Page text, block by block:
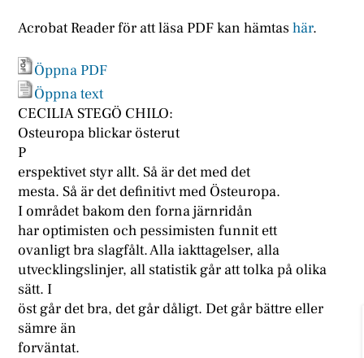
Acrobat Reader för att läsa PDF kan hämtashär.
Öppna PDF
Öppna text
CECILIA STEGÖ CHILO:
Osteuropa blickar österut
P
erspektivet styr allt. Så är det med det
mesta. Så är det definitivt med Östeuropa.
I området bakom den forna järnridån
har optimisten och pessimisten funnit ett
ovanligt bra slagfålt. Alla iakttagelser, alla
utvecklingslinjer, all statistik går att tolka på olika
sätt. I
öst går det bra, det går dåligt. Det går bättre eller
sämre än
forväntat.